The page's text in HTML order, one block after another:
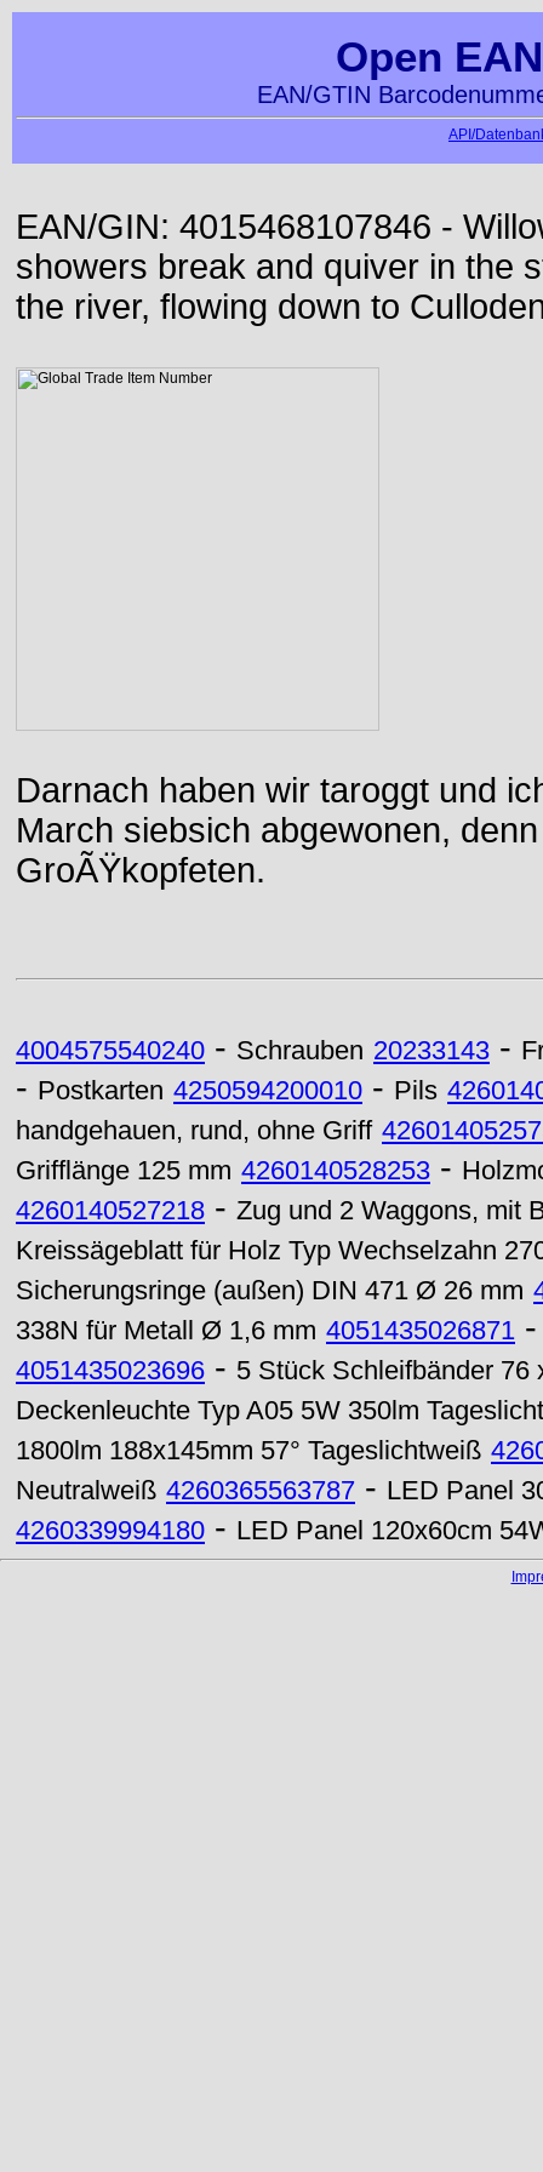
Open
EAN/GTIN
API/
EAN/GIN: 4015468107846 -
showers break and quiver in the
the river, flowing down to
Darnach haben wir taroggt und
March siebsich abgewonen,
GroÃŸkopfeten.
4004575540240 - Schrauben 20233143 -
- Postkarten 4250594200010 - Pils
handgehauen, rund, ohne Griff
Grifflänge 125 mm 4260140528253 -
4260140527218 - Zug und 2 Waggons, mit
Kreissägeblatt für Holz Typ Wechselzahn
Sicherungsringe (außen) DIN 471 Ø 26 mm
338N für Metall Ø 1,6 mm 4051435026871
4051435023696 - 5 Stück Schleifbänder 76
Deckenleuchte Typ A05 5W 350lm
1800lm 188x145mm 57° Tageslichtweiß
Neutralweiß 4260365563787 - LED Panel
4260339994180 - LED Panel 120x60cm